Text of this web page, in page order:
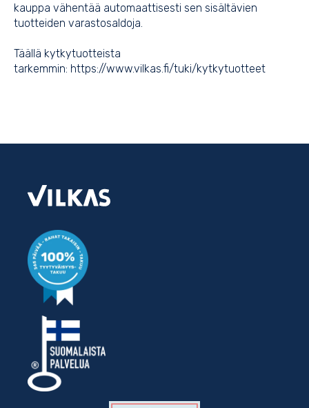
kauppa vähentää automaattisesti sen sisältävien
tuotteiden varastosaldoja.
Täällä kytkytuotteista
tarkemmin: https://www.vilkas.fi/tuki/kytkytuotteet